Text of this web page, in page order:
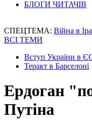
БЛОГИ ЧИТАЧІВ
СПЕЦТЕМА: Війна в
ВСІ ТЕМИ
Вступ України в
Теракт в Барселоні
Ердоган
Путіна